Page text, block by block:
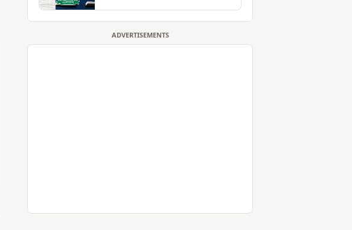
ADVERTISEMENTS